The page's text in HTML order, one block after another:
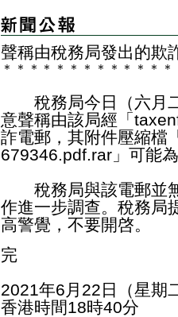
聲稱由稅務局發出的欺
＊ ＊ ＊ ＊ ＊ ＊ ＊ ＊ ＊ ＊ ＊ ＊ ＊
稅務局今日（六月二
意聲稱由該局經「
詐電郵，其附件壓縮檔
679346.pdf.rar」可能
稅務局與該電郵並無
作進一步調查。稅務局
高警覺，不要開啓。
完
2021年6月22日（星期
香港時間18時40分